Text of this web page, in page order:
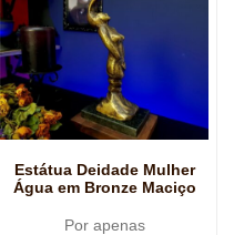
Estátua Deidade Mulher
Água em Bronze Maciço
Por apenas